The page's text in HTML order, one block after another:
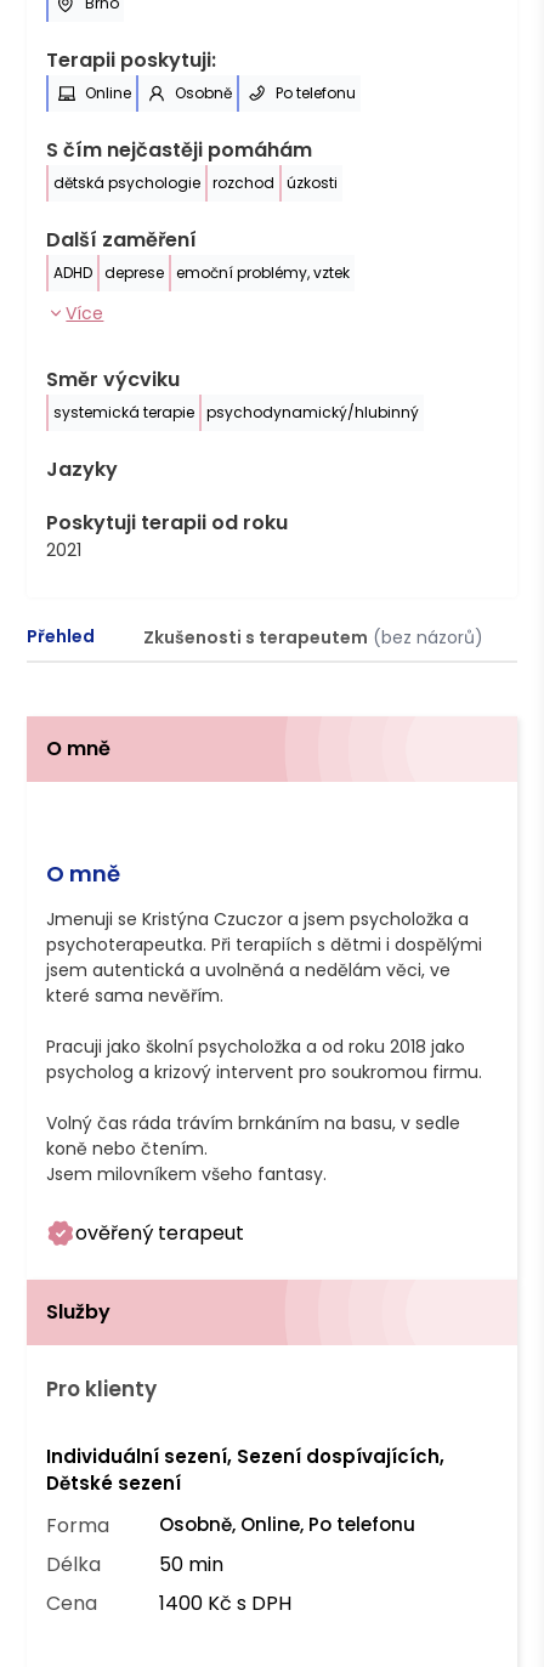
Terapii poskytuji:
Online Osobně Po telefonu
S čím nejčastěji pomáhám
dětská psychologie rozchod úzkosti
Další zaměření
ADHD deprese emoční problémy, vztek
Více
Směr výcviku
systemická terapie psychodynamický/hlubinný
Jazyky
Poskytuji terapii od roku
2021
Přehled Zkušenosti s terapeutem (bez názorů)
O mně
O mně
Jmenuji se Kristýna Czuczor a jsem psycholožka a
psychoterapeutka. Při terapiích s dětmi i dospělými
jsem autentická a uvolněná a nedělám věci, ve
které sama nevěřím.
Pracuji jako školní psycholožka a od roku 2018 jako
psycholog a krizový intervent pro soukromou firmu.
Volný čas ráda trávím brnkáním na basu, v sedle
koně nebo čtením.
Jsem milovníkem všeho fantasy.
ověřený terapeut
Služby
Pro klienty
Individuální sezení, Sezení dospívajících,
Dětské sezení
Forma Osobně, Online, Po telefonu
Délka
50 min
Cena
1400 Kč s DPH